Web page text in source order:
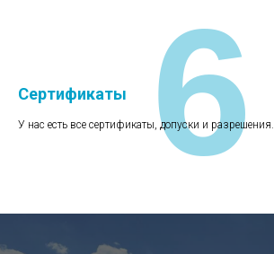
Сертификаты
У нас есть все сертификаты, допуски и разрешения.
6